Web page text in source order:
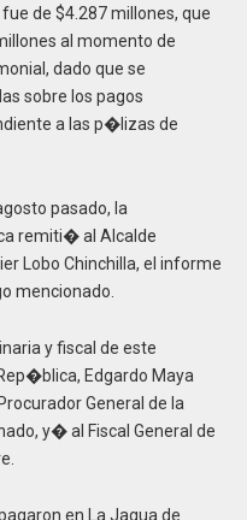
de $4.287 millones, que
al momento de
dado que se
sobre los pagos
a las p�lizas de
pasado, la
remiti� al Alcalde
Lobo Chinchilla, el informe
mencionado.
y fiscal de este
Edgardo Maya
General de la
y� al Fiscal General de
en La Jagua de